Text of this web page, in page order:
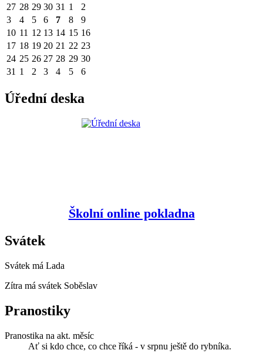
27 28 29 30 31 1
2
3
4 5 6 7 8
9
10 11 12 13 14 15 16
17 18 19 20 21 22 23
24 25 26 27 28 29 30
31 1 2 3 4 5 6
Úřední deska
Školní online pokladna
Svátek
Svátek má Lada
Zítra má svátek Soběslav
Pranostiky
Pranostika na akt. měsíc
Ať si kdo chce, co chce říká - v srpnu ještě do rybníka.